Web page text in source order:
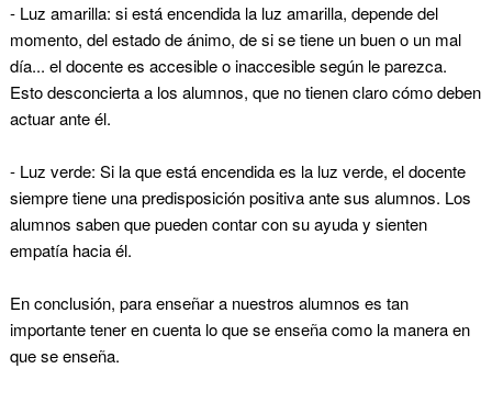
- Luz amarilla: si está encendida la luz amarilla, depende del
momento, del estado de ánimo, de si se tiene un buen o un mal
día... el docente es accesible o inaccesible según le parezca.
Esto desconcierta a los alumnos, que no tienen claro cómo deben
actuar ante él.
- Luz verde: Si la que está encendida es la luz verde, el docente
siempre tiene una predisposición positiva ante sus alumnos. Los
alumnos saben que pueden contar con su ayuda y sienten
empatía hacia él.
En conclusión, para enseñar a nuestros alumnos es tan
importante tener en cuenta lo que se enseña como la manera en
que se enseña.